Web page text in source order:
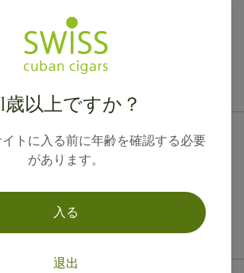
歳以上ですか？
トに入る前に年齢を確認する必要
があります。
入る
退出